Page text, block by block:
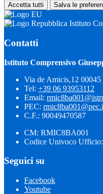
Accetta tutti Salva le
Istituto
Contatti
Istituto Comprensivo
Via de Amicis,12
Tel: +39 06 93953112
Email:
PEC:
C.F.: 90049470587
CM: RMIC8BA001
Codice Univoco
Seguici su
Facebook
Youtube